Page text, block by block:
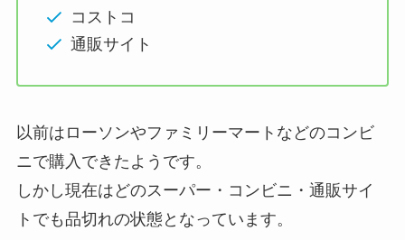
コストコ
通販サイト
以前はローソンやファミリーマートなどのコンビ
ニで購入できたようです。
しかし現在はどのスーパー・コンビニ・通販サイ
トでも品切れの状態となっています。